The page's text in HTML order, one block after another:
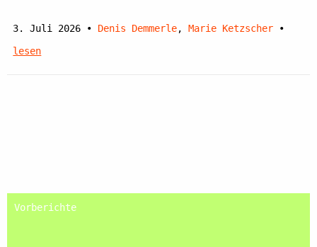
3. Juli 2026 • Denis Demmerle,Marie Ketzscher
•
lesen
Vorberichte